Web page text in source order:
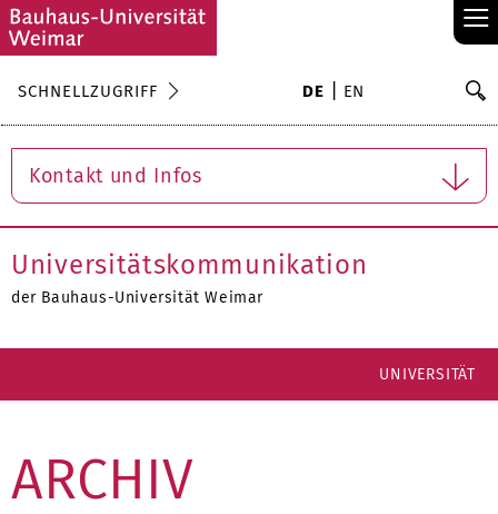
≡
SCHNELLZUGRIFF DE EN
Kontakt und Infos
Universitätskommunikation
der Bauhaus-Universität Weimar
UNIVERSITÄT
ARCHIV